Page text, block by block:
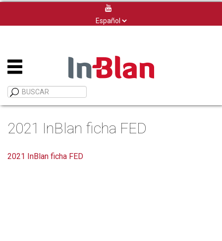
Elegir
2021 InBlan ficha FED
2021 InBlan ficha FED